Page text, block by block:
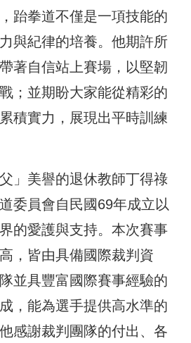
跆拳道不僅是一項技能的
與紀律的培養。他期許所
著自信站上賽場，以堅韌
；並期盼大家能從精彩的
積實力，展現出平時訓練
」美譽的退休教師丁得祿
委員會自民國69年成立以
的愛護與支持。本次賽事
，皆由具備國際裁判資
並具豐富國際賽事經驗的
，能為選手提供高水準的
感謝裁判團隊的付出、各